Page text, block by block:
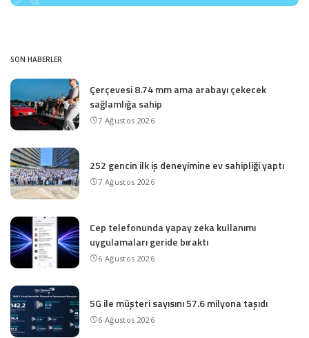
SON HABERLER
Çerçevesi 8.74 mm ama arabayı çekecek
sağlamlığa sahip
7 Ağustos 2026
252 gencin ilk iş deneyimine ev sahipliği yaptı
7 Ağustos 2026
Cep telefonunda yapay zeka kullanımı
uygulamaları geride bıraktı
6 Ağustos 2026
5G ile müşteri sayısını 57.6 milyona taşıdı
6 Ağustos 2026